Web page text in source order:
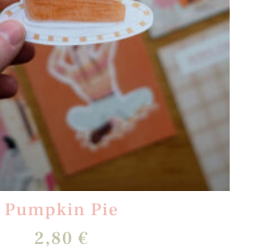
Pumpkin Pie
2,80 €